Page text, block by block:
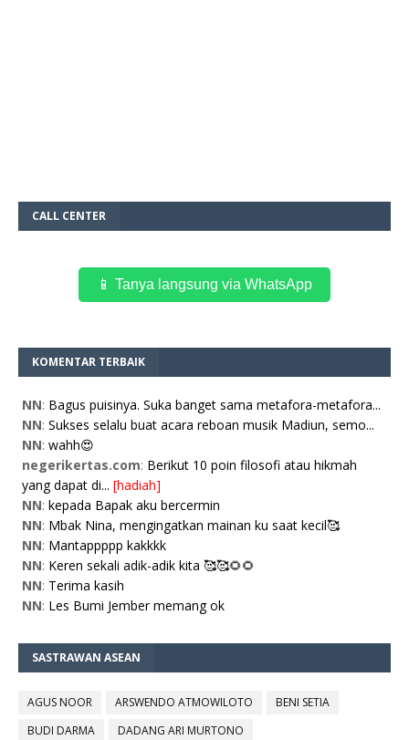
CALL CENTER
📱 Tanya langsung via WhatsApp
KOMENTAR TERBAIK
NN: Bagus puisinya. Suka banget sama metafora-metafora...
NN: Sukses selalu buat acara reboan musik Madiun, semo...
NN: wahh😍
negerikertas.com: Berikut 10 poin filosofi atau hikmah
yang dapat di... [hadiah]
NN: kepada Bapak aku bercermin
NN: Mbak Nina, mengingatkan mainan ku saat kecil🥰
NN: Mantappppp kakkkk
NN: Keren sekali adik-adik kita 🥰🥰🌻🌻
NN: Terima kasih
NN: Les Bumi Jember memang ok
SASTRAWAN ASEAN
AGUS NOOR ARSWENDO ATMOWILOTO
BENI SETIA
BUDI DARMA
DADANG ARI MURTONO